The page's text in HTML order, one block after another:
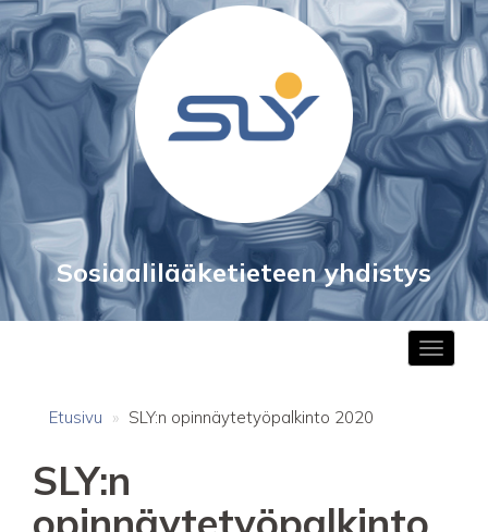
to
main
content
Sosiaalilääketieteen yhdistys
Toggle
Etusivu SLY:n opinnäytetyöpalkinto 2020
SLY:n